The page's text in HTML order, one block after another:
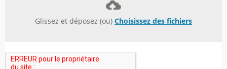
Glissez et déposez (ou) Choisissez des fichiers